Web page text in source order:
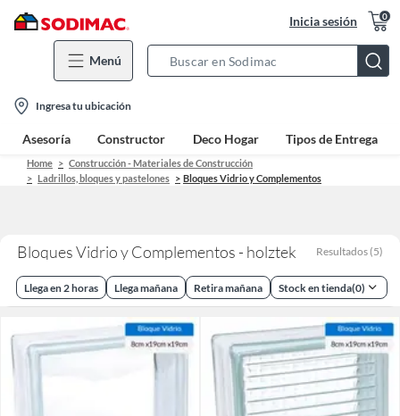
Inicia sesión 0
Menú
Bar
location-
icon
Ingresa tu ubicación
Asesoría Constructor Deco Hogar Tipos de Entrega
Home
Construcción - Materiales de Construcción
Ladrillos, bloques y pastelones
Bloques Vidrio y Complementos
Bloques Vidrio y Complementos - holztek Resultados (5)
Llega en 2 horas Llega mañana Retira mañana Stock en tienda(0)